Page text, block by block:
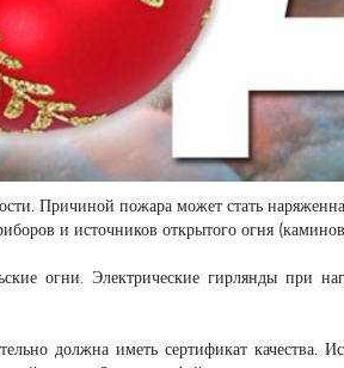
Причиной пожара может стать
и источников открытого огня
огни. Электрические гирлянды при
должна иметь сертификат качества.